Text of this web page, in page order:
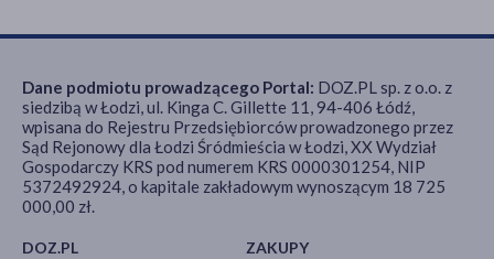
DOZ.PL ZAKUPY
Dane podmiotu prowadzącego Portal: DOZ.PL sp. z o.o. z
siedzibą w Łodzi, ul. Kinga C. Gillette 11, 94-406 Łódź,
wpisana do Rejestru Przedsiębiorców prowadzonego przez
Sąd Rejonowy dla Łodzi Śródmieścia w Łodzi, XX Wydział
Gospodarczy KRS pod numerem KRS 0000301254, NIP
5372492924, o kapitale zakładowym wynoszącym 18 725
000,00 zł.